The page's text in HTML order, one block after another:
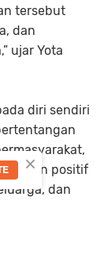
tersebut
dan
ujar Yota
diri sendiri
positif
dan
×